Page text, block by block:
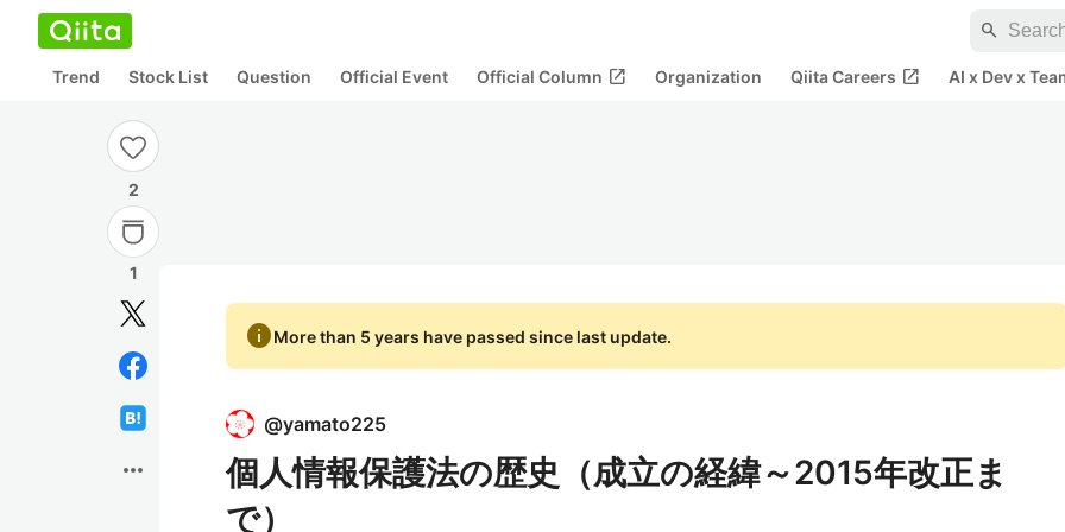
search
Trend Stock List Question Official Event Official Column open_in_new Organization Qiita Careers open_in_new AI x Dev x
2
1
more_horiz
infoMore than 5 years have passed since last update.
@yamato225
個人情報保護法の歴史（成立の経緯～2015年改正ま
で）